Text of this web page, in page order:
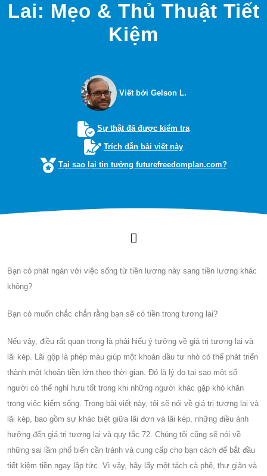
Lai: Mẹo & Thủ Thuật Tiết
Kiệm
Viết bởi Gelson L.
Sự thật đã được kiểm tra
Trích dẫn bài viết này
Tại sao lại tin tưởng futurefreedomplan.com?
Bạn có phát ngán với việc sống từ tiền lương này sang tiền lương khác
không?
Bạn có muốn chắc chắn rằng bạn sẽ có tiền trong tương lai?
Nếu vậy, điều rất quan trọng là phải hiểu ý tưởng về giá trị tương lai và
lãi kép. Lãi gộp là phép màu giúp một khoản đầu tư nhỏ có thể phát triển
thành một khoản tiền lớn theo thời gian. Đó là lý do tại sao một số
người có thể nghỉ hưu tốt trong khi những người khác gặp khó khăn
trong việc kiếm sống. Trong bài viết này, tôi sẽ nói về giá trị tương lai và
lãi kép, bao gồm sự khác biệt giữa lãi đơn và lãi kép, những điều ảnh
hưởng đến giá trị tương lai và quy tắc 72. Chúng tôi cũng sẽ nói về
những sai lầm phổ biến cần tránh và cung cấp cho bạn cách để bắt đầu
tiết kiệm tiền ngay lập tức. Vì vậy, hãy lấy một tách cà phê, thư giãn và